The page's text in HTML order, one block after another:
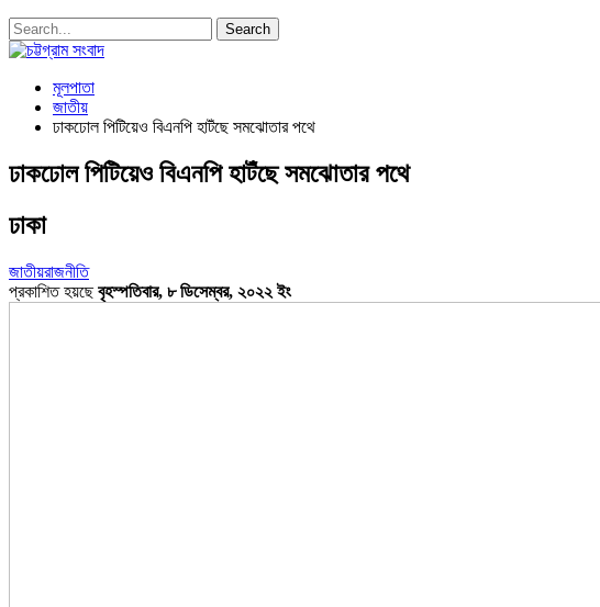
মূলপাতা
জাতীয়
ঢাকঢোল পিটিয়েও বিএনপি হাটঁছে সমঝোতার পথে
ঢাকঢোল পিটিয়েও বিএনপি হাটঁছে সমঝোতার পথে
ঢাকা
জাতীয়রাজনীতি
প্রকাশিত হয়ছেবৃহস্পতিবার, ৮ ডিসেম্বর, ২০২২ ইং